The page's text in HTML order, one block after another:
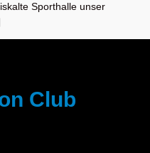
Sporthalle unser
Club